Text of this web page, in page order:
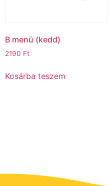
B menü (kedd)ㅤ
2190 Ft
Kosárba teszem